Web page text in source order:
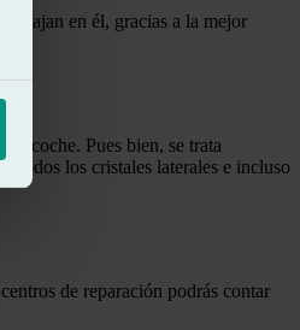
viajan en él, gracias a la mejor
coche. Pues bien, se trata
todos los cristales laterales e incluso
de reparación podrás contar